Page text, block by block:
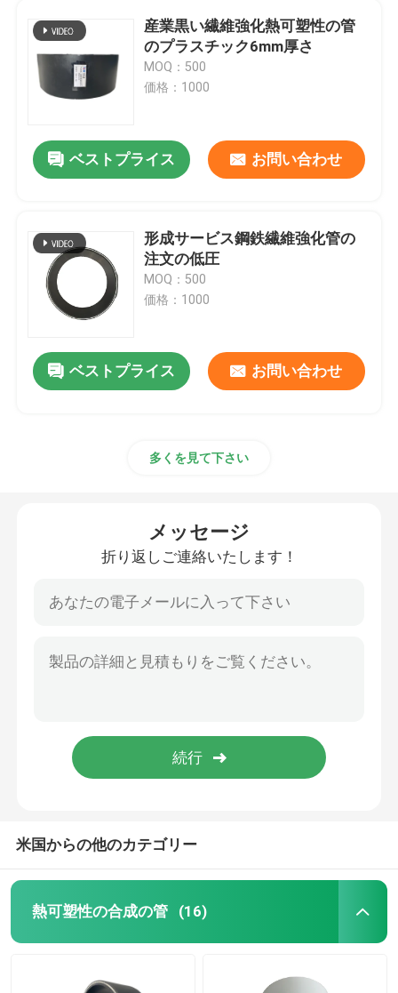
担保付きの合成の管
採鉱の合成の管
超高いポリマー連続的な合成の管
産業黒い繊維強化熱可塑性の管
のプラスチック6mm厚さ
MOQ：500
価格：1000
ベストプライス お問い合わせ
形成サービス鋼鉄繊維強化管の
注文の低圧
MOQ：500
価格：1000
ベストプライス お問い合わせ
多くを見て下さい
メッセージ
折り返しご連絡いたします！
米国からの他のカテゴリー
熱可塑性の合成の管 (16)